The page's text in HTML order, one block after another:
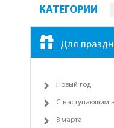
КАТЕГОРИИ
Для
Новый год
С наступающим
8 марта